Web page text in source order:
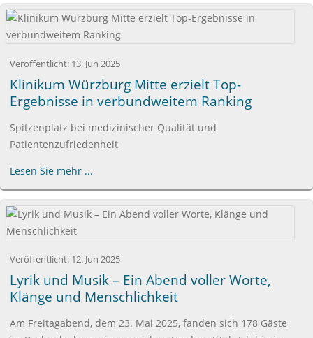
Veröffentlicht: 13. Jun 2025
Klinikum Würzburg Mitte erzielt Top-
Ergebnisse in verbundweitem Ranking
Spitzenplatz bei medizinischer Qualität und
Patientenzufriedenheit
Lesen Sie mehr ...
Veröffentlicht: 12. Jun 2025
Lyrik und Musik – Ein Abend voller Worte,
Klänge und Menschlichkeit
Am Freitagabend, dem 23. Mai 2025, fanden sich 178 Gäste